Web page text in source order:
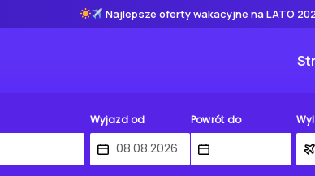
Najlepsze oferty wakacyjne na LATO
Wyjazd od Powrót do